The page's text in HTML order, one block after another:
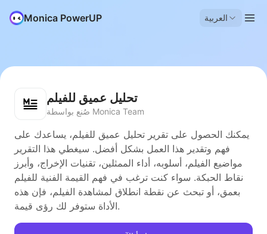
Monica PowerUP العربية
تحليل عميق للفيلم
صُنع بواسطة Monica Team
يمكنك الحصول على تقرير تحليل عميق للفيلم، يساعدك على
فهم وتقدير هذا العمل بشكل أفضل. سيغطي هذا التقرير
مواضيع الفيلم، أسلوبه، أداء الممثلين، تقنيات الإخراج، وأبرز
نقاط الحبكة. سواء كنت ترغب في فهم القيمة الفنية للفيلم
بعمق، أو تبحث عن نقطة انطلاق لمشاهدة الفيلم، فإن هذه
الأداة ستوفر لك رؤى قيمة.